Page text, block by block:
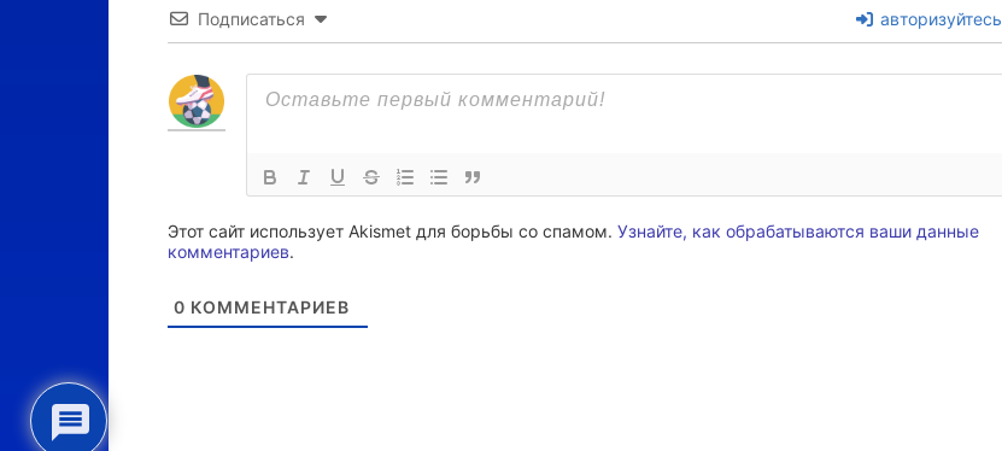
Подписаться авторизуйтесь
Этот сайт использует Akismet для борьбы со спамом. Узнайте, как обрабатываются ваши данные
комментариев.
0 КОММЕНТАРИЕВ